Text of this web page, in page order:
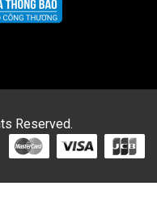
Reserved.